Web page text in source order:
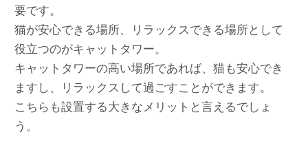
要です。
猫が安心できる場所、リラックスできる場所として
役立つのがキャットタワー。
キャットタワーの高い場所であれば、猫も安心でき
ますし、リラックスして過ごすことができます。
こちらも設置する大きなメリットと言えるでしょ
う。